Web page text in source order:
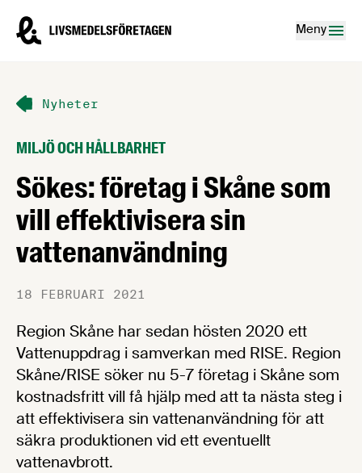
Livsmedelsföretagen – till startsidan
Meny
Nyheter
MILJÖ OCH HÅLLBARHET
Sökes: företag i Skåne som
vill effektivisera sin
vattenanvändning
18 FEBRUARI 2021
Region Skåne har sedan hösten 2020 ett
Vattenuppdrag i samverkan med RISE. Region
Skåne/RISE söker nu 5-7 företag i Skåne som
kostnadsfritt vill få hjälp med att ta nästa steg i
att effektivisera sin vattenanvändning för att
säkra produktionen vid ett eventuellt
vattenavbrott.